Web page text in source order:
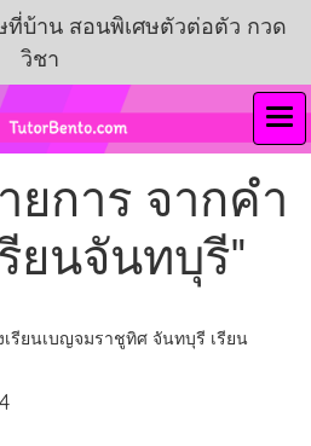
ที่บ้าน สอนพิเศษตัวต่อตัว กวด
วิชา
ยการ จากคำ
ยนจันทบุรี"
เรียนเบญจมราชูทิศ จันทบุรี เรียน